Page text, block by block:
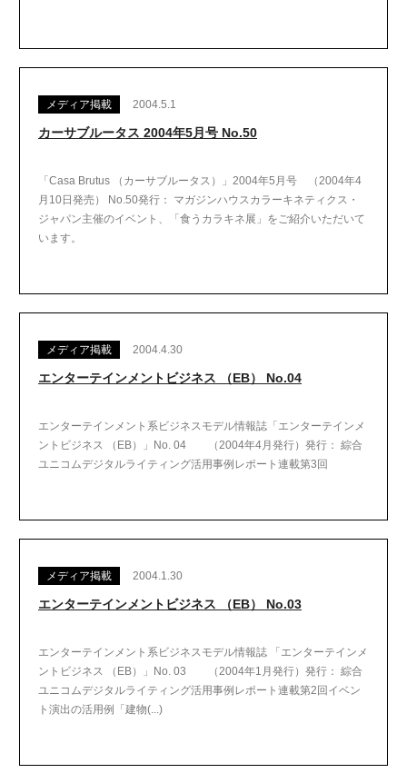
メディア掲載 2004.5.1
カーサブルータス 2004年5月号 No.50
「Casa Brutus （カーサブルータス）」2004年5月号 （2004年4
月10日発売） No.50発行： マガジンハウスカラーキネティクス・
ジャパン主催のイベント、「食うカラキネ展」をご紹介いただいて
います。
メディア掲載 2004.4.30
エンターテインメントビジネス （EB） No.04
エンターテインメント系ビジネスモデル情報誌「エンターテインメ
ントビジネス （EB）」No. 04 （2004年4月発行）発行： 綜合
ユニコムデジタルライティング活用事例レポート連載第3回
メディア掲載 2004.1.30
エンターテインメントビジネス （EB） No.03
エンターテインメント系ビジネスモデル情報誌 「エンターテインメ
ントビジネス （EB）」No. 03 （2004年1月発行）発行： 綜合
ユニコムデジタルライティング活用事例レポート連載第2回イベン
ト演出の活用例「建物(...)